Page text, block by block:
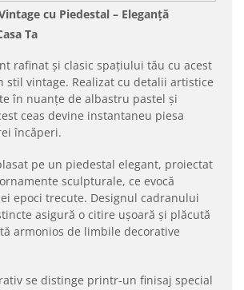
cu Piedestal – Eleganță
Ta
rafinat și clasic spațiului tău cu acest
stil vintage. Realizat cu detalii artistice
în nuanțe de albastru pastel și
ceas devine instantaneu piesa
încăperi.
pe un piedestal elegant, proiectat
sculpturale, ce evocă
epoci trecute. Designul cadranului
asigură o citire ușoară și plăcută
armonios de limbile decorative
se distinge printr-un finisaj special